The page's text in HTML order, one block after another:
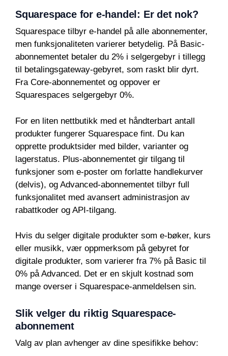
Squarespace for e-handel: Er det nok?
Squarespace tilbyr e-handel på alle abonnementer,
men funksjonaliteten varierer betydelig. På Basic-
abonnementet betaler du 2% i selgergebyr i tillegg
til betalingsgateway-gebyret, som raskt blir dyrt.
Fra Core-abonnementet og oppover er
Squarespaces selgergebyr 0%.
For en liten nettbutikk med et håndterbart antall
produkter fungerer Squarespace fint. Du kan
opprette produktsider med bilder, varianter og
lagerstatus. Plus-abonnementet gir tilgang til
funksjoner som e-poster om forlatte handlekurver
(delvis), og Advanced-abonnementet tilbyr full
funksjonalitet med avansert administrasjon av
rabattkoder og API-tilgang.
Hvis du selger digitale produkter som e-bøker, kurs
eller musikk, vær oppmerksom på gebyret for
digitale produkter, som varierer fra 7% på Basic til
0% på Advanced. Det er en skjult kostnad som
mange overser i Squarespace-anmeldelsen sin.
Slik velger du riktig Squarespace-
abonnement
Valg av plan avhenger av dine spesifikke behov: